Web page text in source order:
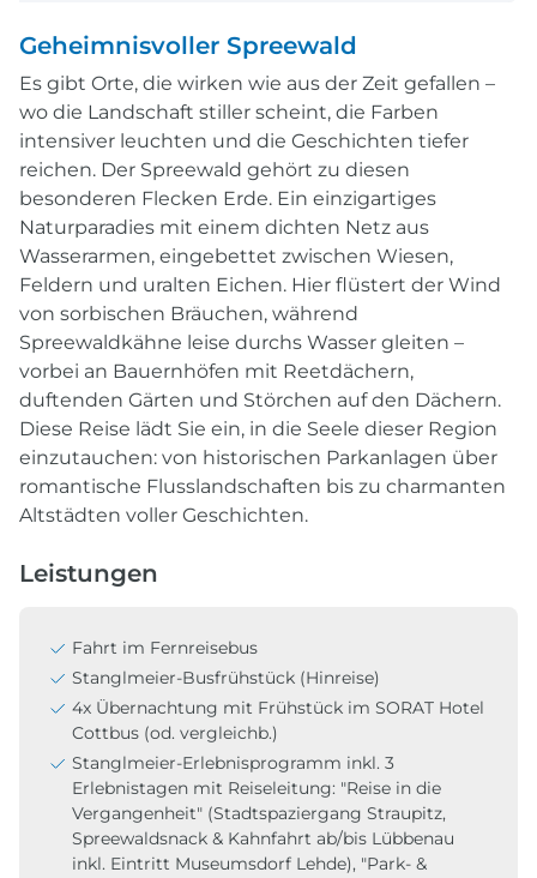
Geheimnisvoller Spreewald
Es gibt Orte, die wirken wie aus der Zeit gefallen –
wo die Landschaft stiller scheint, die Farben
intensiver leuchten und die Geschichten tiefer
reichen. Der Spreewald gehört zu diesen
besonderen Flecken Erde. Ein einzigartiges
Naturparadies mit einem dichten Netz aus
Wasserarmen, eingebettet zwischen Wiesen,
Feldern und uralten Eichen. Hier flüstert der Wind
von sorbischen Bräuchen, während
Spreewaldkähne leise durchs Wasser gleiten –
vorbei an Bauernhöfen mit Reetdächern,
duftenden Gärten und Störchen auf den Dächern.
Diese Reise lädt Sie ein, in die Seele dieser Region
einzutauchen: von historischen Parkanlagen über
romantische Flusslandschaften bis zu charmanten
Altstädten voller Geschichten.
Leistungen
Fahrt im Fernreisebus
Stanglmeier-Busfrühstück (Hinreise)
4x Übernachtung mit Frühstück im SORAT Hotel
Cottbus (od. vergleichb.)
Stanglmeier-Erlebnisprogramm inkl. 3
Erlebnistagen mit Reiseleitung: "Reise in die
Vergangenheit" (Stadtspaziergang Straupitz,
Spreewaldsnack & Kahnfahrt ab/bis Lübbenau
inkl. Eintritt Museumsdorf Lehde), "Park- &